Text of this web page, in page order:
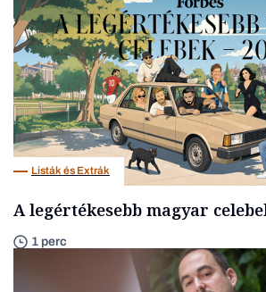
Listák és Extrák
A legértékesebb magyar
1 perc